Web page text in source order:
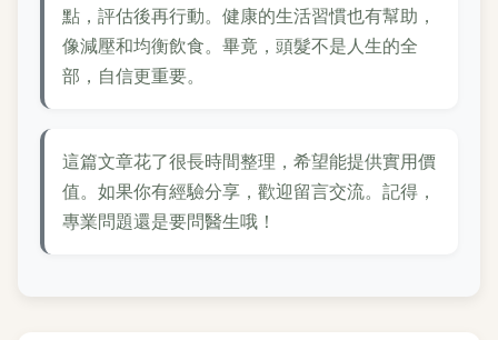
點，評估後再行動。健康的生活習慣也有幫助，
像減壓和均衡飲食。畢竟，頭髮不是人生的全
部，自信更重要。
這篇文章花了很長時間整理，希望能提供實用價
值。如果你有經驗分享，歡迎留言交流。記得，
專業問題還是要問醫生哦！